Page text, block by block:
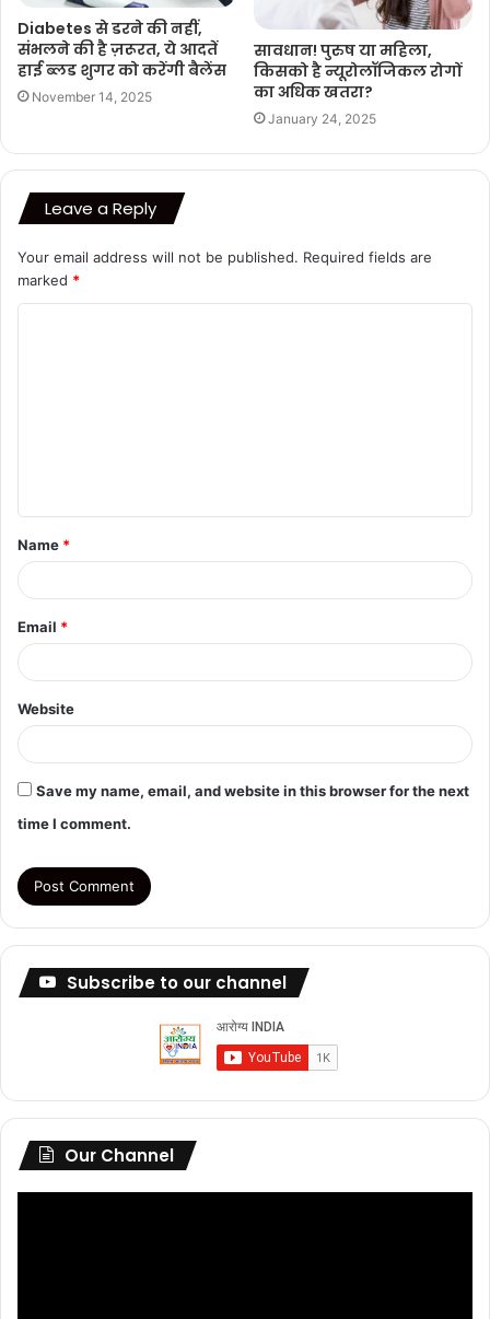
Diabetes से डरने की नहीं,
संभलने की है ज़रूरत, ये आदतें
हाई ब्लड शुगर को करेंगी बैलेंस
November 14, 2025
सावधान! पुरुष या महिला,
किसको है न्यूरोलॉजिकल रोगों
का अधिक खतरा?
January 24, 2025
Leave a Reply
Your email address will not be published. Required fields are
marked *
t
*
Name *
Email *
Website
Save my name, email, and website in this browser for the next
time I comment.
Subscribe to our channel
Our Channel